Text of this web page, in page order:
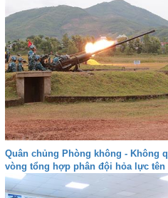
Quân chủng Phòng không - Không
vòng tổng hợp phân đội hỏa lực
không, Zsu-23-4M năm 2025